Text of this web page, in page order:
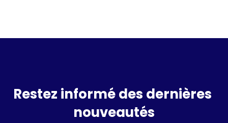
Restez informé des dernières
nouveautés